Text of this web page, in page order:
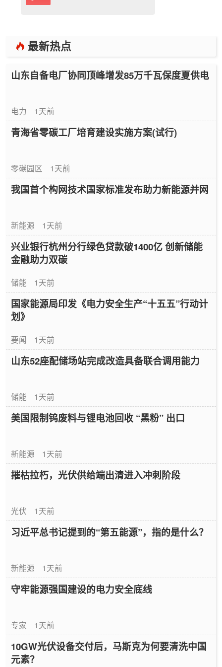
最新热点
山东自备电厂协同顶峰增发85万千瓦保度夏供电
电力 1天前
青海省零碳工厂培育建设实施方案(试行)
零碳园区 1天前
我国首个构网技术国家标准发布助力新能源并网
新能源 1天前
兴业银行杭州分行绿色贷款破1400亿 创新储能
金融助力双碳
储能 1天前
国家能源局印发《电力安全生产“十五五”行动计
划》
要闻 1天前
山东52座配储场站完成改造具备联合调用能力
储能 1天前
美国限制钨废料与锂电池回收 “黑粉” 出口
新能源 1天前
摧枯拉朽，光伏供给端出清进入冲刺阶段
光伏 1天前
习近平总书记提到的“第五能源”，指的是什么？
新能源 1天前
守牢能源强国建设的电力安全底线
专家 1天前
10GW光伏设备交付后，马斯克为何要清洗中国
元素？